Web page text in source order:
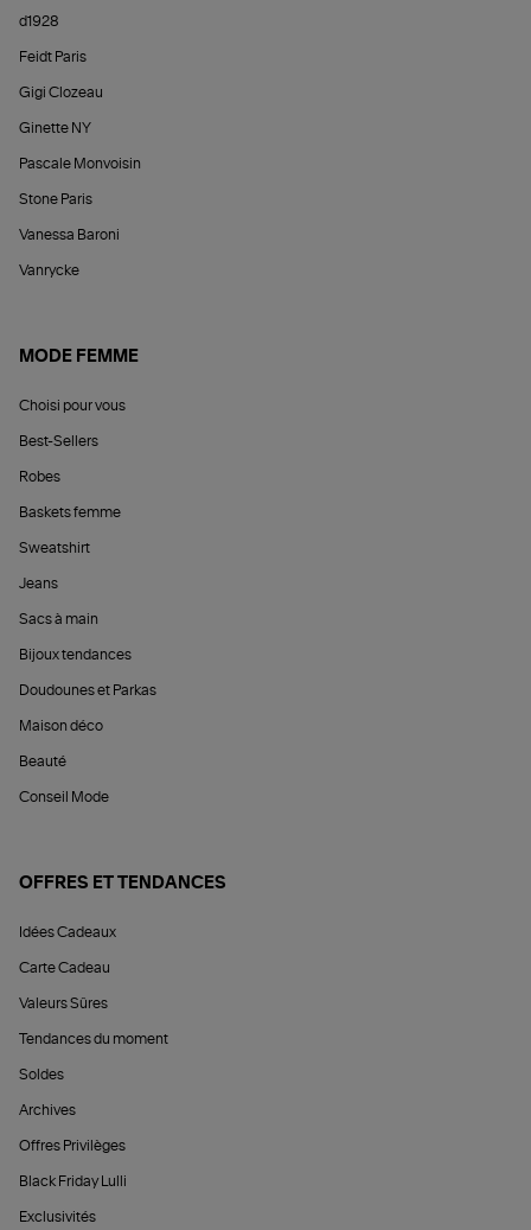
d1928
Feidt Paris
Gigi Clozeau
Ginette NY
Pascale Monvoisin
Stone Paris
Vanessa Baroni
Vanrycke
MODE FEMME
Choisi pour vous
Best-Sellers
Robes
Baskets femme
Sweatshirt
Jeans
Sacs à main
Bijoux tendances
Doudounes et Parkas
Maison déco
Beauté
Conseil Mode
OFFRES ET TENDANCES
Idées Cadeaux
Carte Cadeau
Valeurs Sûres
Tendances du moment
Soldes
Archives
Offres Privilèges
Black Friday Lulli
Exclusivités